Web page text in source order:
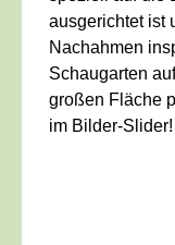
ausgerichtet ist
Nachahmen
Schaugarten
großen Fläche
im Bilder-Slider!